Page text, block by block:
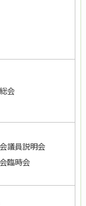
会
議員説明会
臨時会